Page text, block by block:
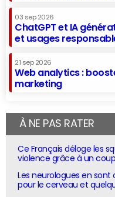
03 sep 2026
ChatGPT et IA
et usages
21 sep 2026
Web analytics :
marketing
À NE PAS RATER
Ce Français déloge les
violence grâce à un
Les neurologues en
pour le cerveau et